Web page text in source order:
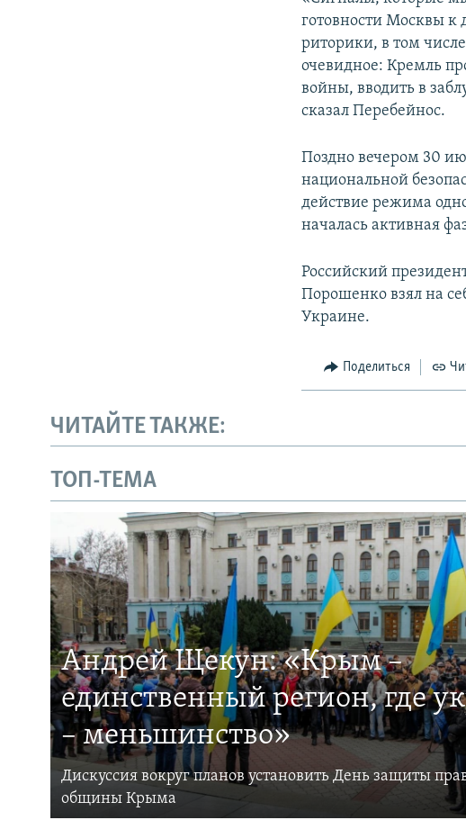
готовности Москвы к
риторики, в том
очевидное: Кремль
войны, вводить в
сказал Перебейнос.
Поздно вечером 30
национальной
действие режима
началась активная
Российский
Порошенко взял на
Украине.
Поделиться
ЧИТАЙТЕ ТАКЖЕ:
ТОП-ТЕМА
Андрей Щекун: «Крым –
единственный регион, где
– меньшинство»
Дискуссия вокруг планов установить День защиты
общины Крыма